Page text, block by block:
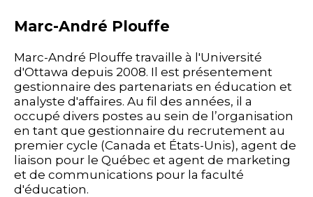
Marc-André Plouffe
Marc-André Plouffe travaille à l'Université
d'Ottawa depuis 2008. Il est présentement
gestionnaire des partenariats en éducation et
analyste d'affaires. Au fil des années, il a
occupé divers postes au sein de l’organisation
en tant que gestionnaire du recrutement au
premier cycle (Canada et États-Unis), agent de
liaison pour le Québec et agent de marketing
et de communications pour la faculté
d'éducation.